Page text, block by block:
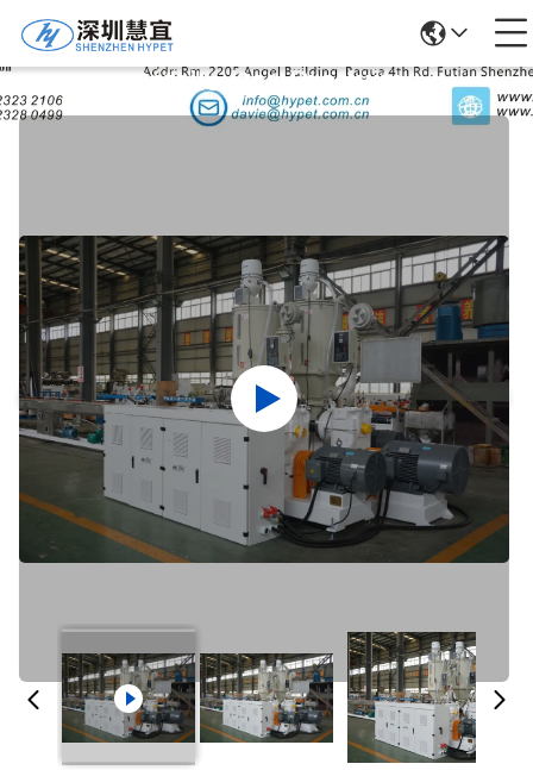
Détails Des Produits